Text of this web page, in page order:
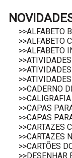
>>ALFABETO
>>ALFABETO
>>ALFABETO
>>CADERNO
>>CAPAS
>>CAPAS
>>CARTAZES
>>CARTAZES
>>CARTÕES
>>DESENHAR